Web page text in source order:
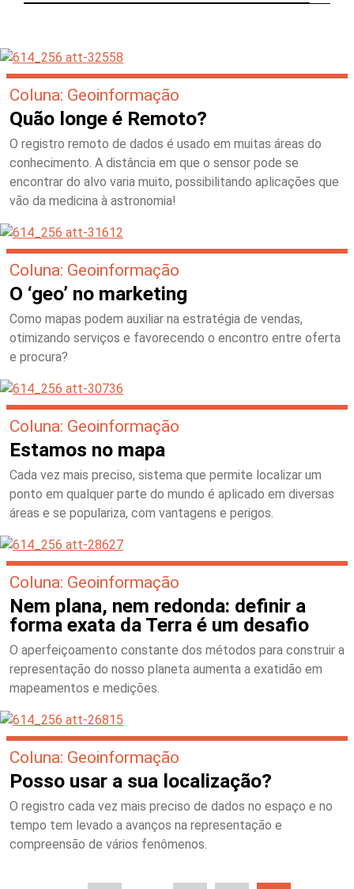
Coluna: Geoinformação
Quão longe é Remoto?
O registro remoto de dados é usado em muitas áreas do
conhecimento. A distância em que o sensor pode se
encontrar do alvo varia muito, possibilitando aplicações que
vão da medicina à astronomia!
Coluna: Geoinformação
O ‘geo’ no marketing
Como mapas podem auxiliar na estratégia de vendas,
otimizando serviços e favorecendo o encontro entre oferta
e procura?
Coluna: Geoinformação
Estamos no mapa
Cada vez mais preciso, sistema que permite localizar um
ponto em qualquer parte do mundo é aplicado em diversas
áreas e se populariza, com vantagens e perigos.
Coluna: Geoinformação
Nem plana, nem redonda: definir a
forma exata da Terra é um desafio
O aperfeiçoamento constante dos métodos para construir a
representação do nosso planeta aumenta a exatidão em
mapeamentos e medições.
Coluna: Geoinformação
Posso usar a sua localização?
O registro cada vez mais preciso de dados no espaço e no
tempo tem levado a avanços na representação e
compreensão de vários fenômenos.